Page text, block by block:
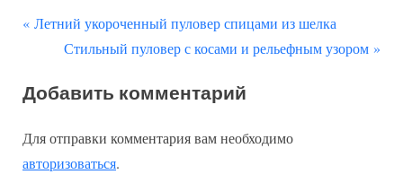
Навигация
записям
П
д
д
у
Летний укороченный пуловер спицами из шелка
С
е
у
ю
Стильный пуловер с косами и рельефным узором
Добавить комментарий
Для отправки комментария вам необходимо
авторизоваться.